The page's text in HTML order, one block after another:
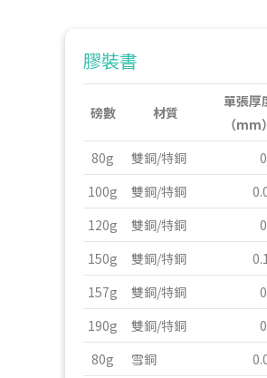
膠裝書
磅數 材質
單張厚
（mm）
80g
雙銅/特銅
100g
雙銅/特銅
120g
雙銅/特銅
150g
雙銅/特銅
157g
雙銅/特銅
190g
雙銅/特銅
80g
雪銅